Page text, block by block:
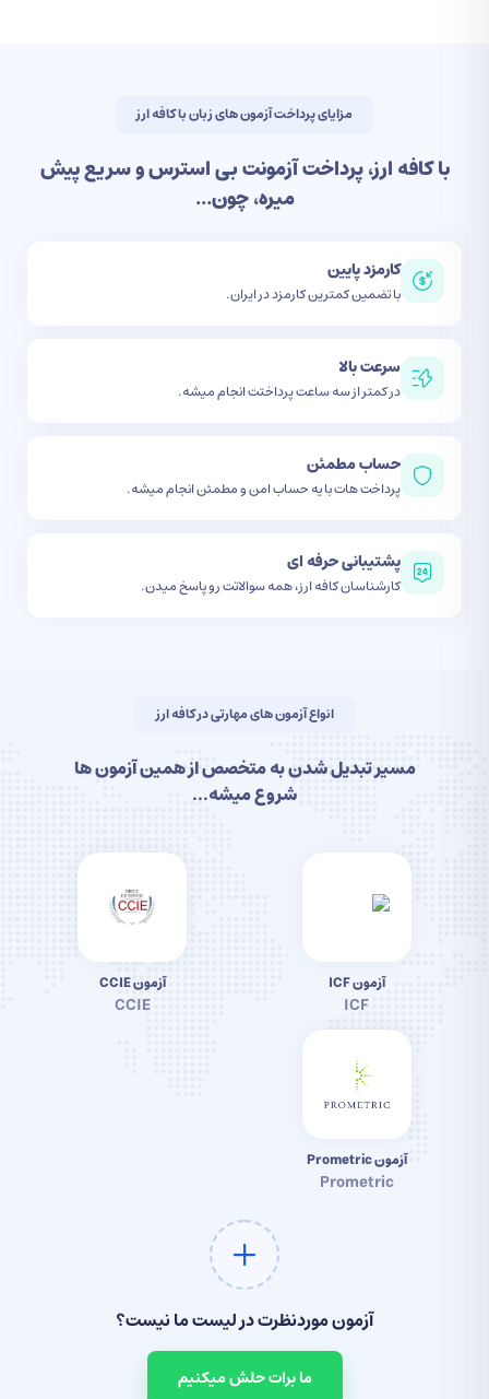
چون کافه ارز با 7 سال سابقه اینجاست تا مسیر
های آزمون های بین المللی، ساده تر، امن تر و سریع تر بشه!
مزایای پرداخت آزمون های زبان با کافه ارز
با کافه ارز، پرداخت آزمونت بی استرس و سریع پیش
میره، چون...
کارمزد پایین
با تضمین کمترین کارمزد در ایران.
سرعت بالا
در کمتر از سه ساعت پرداختت انجام میشه.
حساب مطمئن
پرداخت هات با یه حساب امن و مطمئن انجام میشه.
پشتیبانی حرفه ای
کارشناسان کافه ارز، همه سوالاتت رو پاسخ میدن.
انواع آزمون های مهارتی در کافه ارز
مسیر تبدیل شدن به متخصص از همین آزمون ها
شروع میشه...
آزمون ICF
ICF
آزمون CCIE
CCIE
آزمون Prometric
Prometric
آزمون موردنظرت در لیست ما نیست؟
ما برات حلش میکنیم